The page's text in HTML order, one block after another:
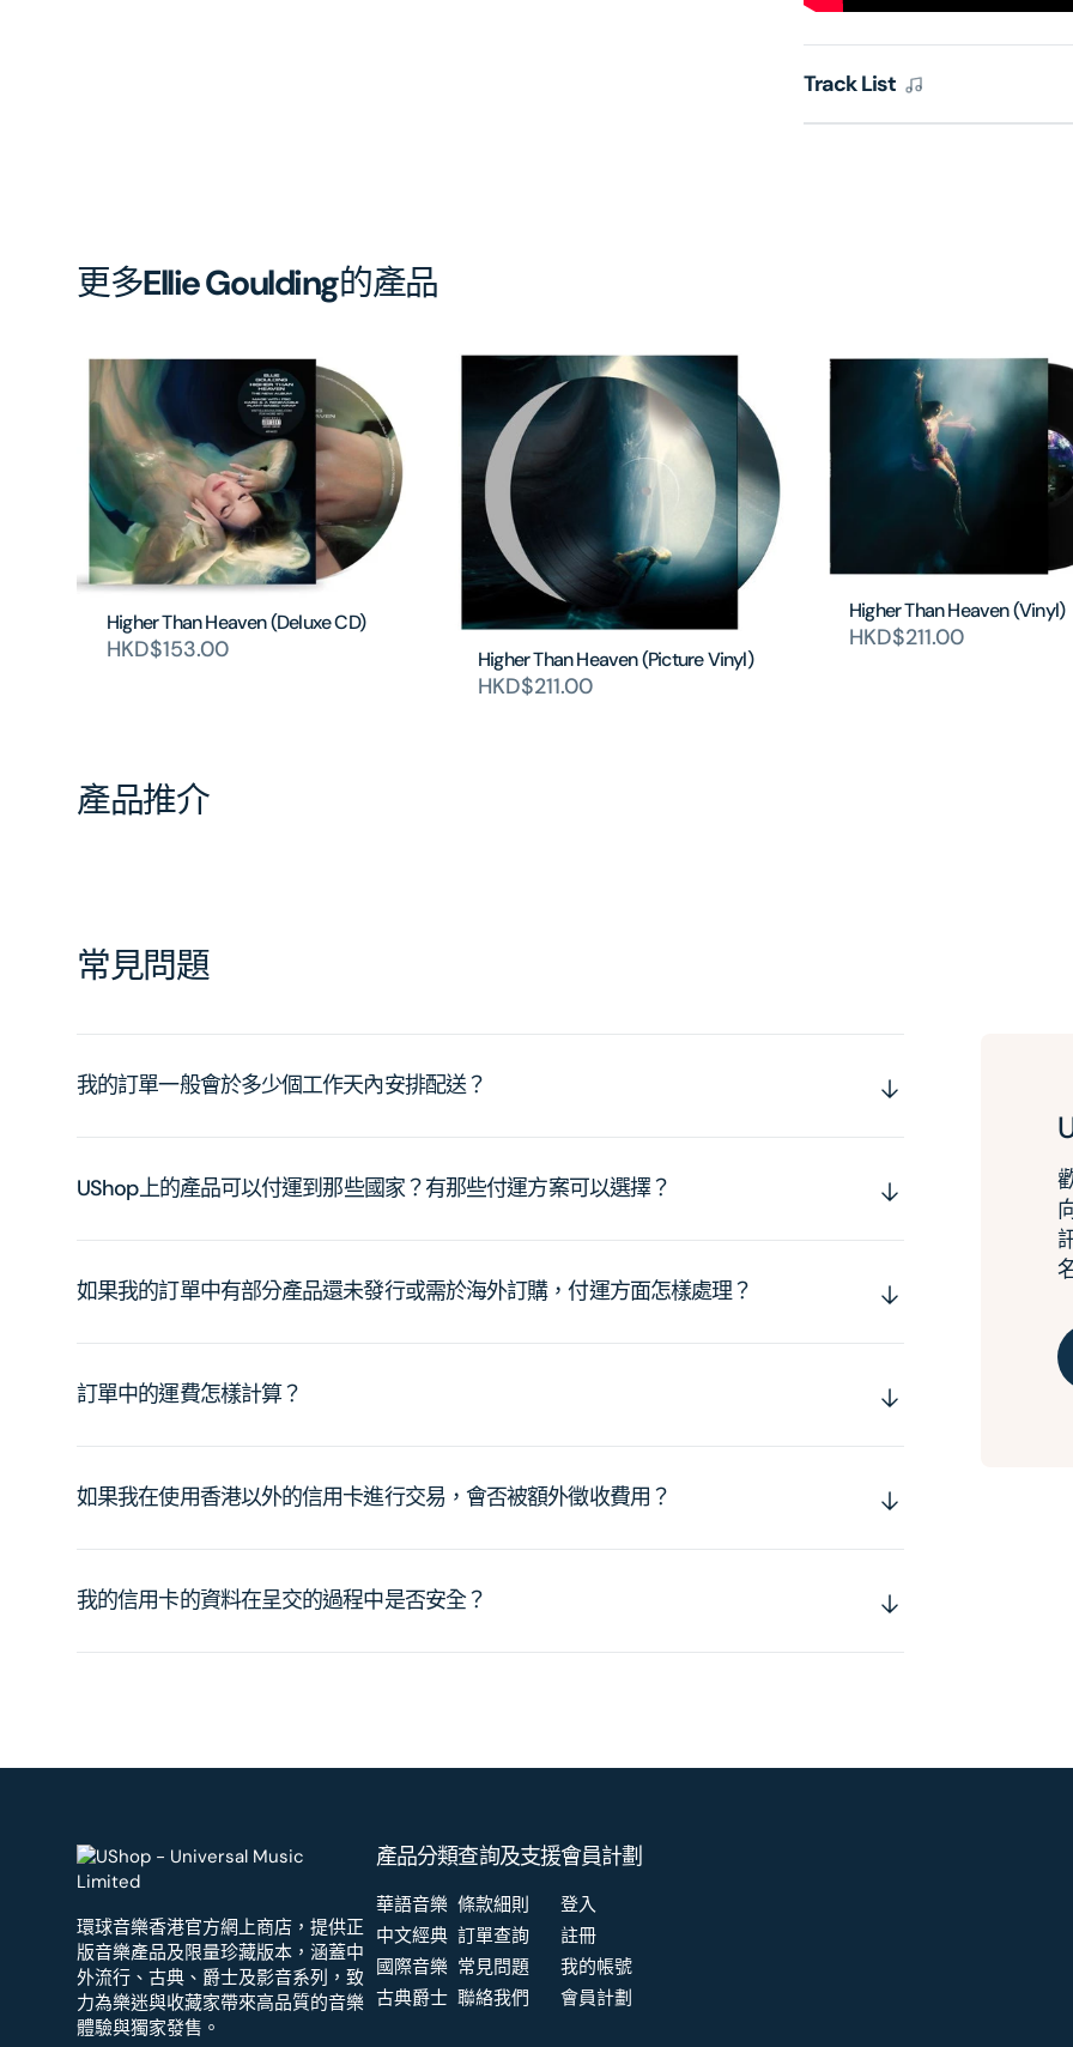
Track List
更多Ellie Goulding的產品
Higher Than Heaven (Deluxe CD)
HKD$153.00 Higher Than Heaven (Picture Vinyl)
HKD$211.00
Higher Than Heaven (Vinyl)
HKD$211.00
產品推介
常見問題
我的訂單一般會於多少個工作天內安排配送？
UShop上的產品可以付運到那些國家？有那些付運方案可以選擇？
如果我的訂單中有部分產品還未發行或需於海外訂購，付運方面怎樣處理？
訂單中的運費怎樣計算？
如果我在使用香港以外的信用卡進行交易，會否被額外徵收費用？
我的信用卡的資料在呈交的過程中是否安全？
環球音樂香港官方網上商店，提供正
版音樂產品及限量珍藏版本，涵蓋中
外流行、古典、爵士及影音系列，致
力為樂迷與收藏家帶來高品質的音樂
體驗與獨家發售。
產品分類
華語音樂
中文經典
國際音樂
古典爵士
查詢及支援
條款細則
訂單查詢
常見問題
聯絡我們
會員計劃
登入
註冊
我的帳號
會員計劃